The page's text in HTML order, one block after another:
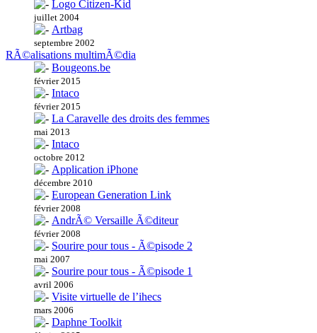
Logo Citizen-Kid
juillet 2004
Artbag
septembre 2002
RÃ©alisations multimÃ©dia
Bougeons.be
février 2015
Intaco
février 2015
La Caravelle des droits des femmes
mai 2013
Intaco
octobre 2012
Application iPhone
décembre 2010
European Generation Link
février 2008
AndrÃ© Versaille Ã©diteur
février 2008
Sourire pour tous - Ã©pisode 2
mai 2007
Sourire pour tous - Ã©pisode 1
avril 2006
Visite virtuelle de l’ihecs
mars 2006
Daphne Toolkit